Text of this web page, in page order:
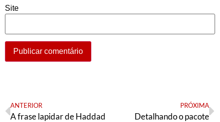
Site
ANTERIOR
A frase lapidar de Haddad
PRÓXIMA
Detalhando o pacote